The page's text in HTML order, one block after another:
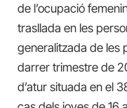
de l’ocupació
trasllada en les
generalitzada de les
darrer trimestre de
d’atur situada en el